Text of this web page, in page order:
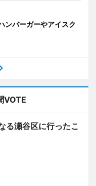
バーガーやアイスク
VOTE
る瀬谷区に行ったこ